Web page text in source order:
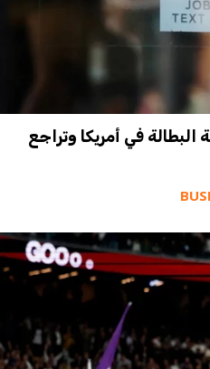
في أمريكا وتراجع